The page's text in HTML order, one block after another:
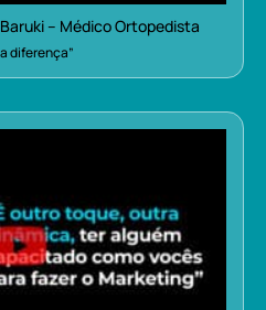
– Médico Ortopedista
diferença”